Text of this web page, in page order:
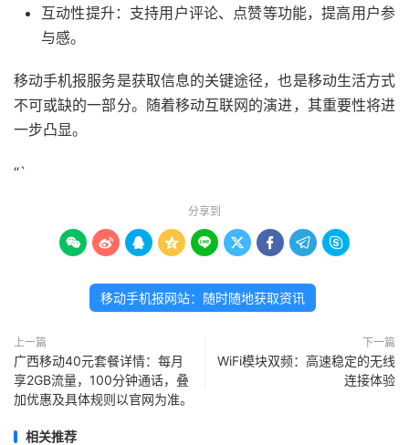
互动性提升：支持用户评论、点赞等功能，提高用户参
与感。
移动手机报服务是获取信息的关键途径，也是移动生活方式
不可或缺的一部分。随着移动互联网的演进，其重要性将进
一步凸显。
“`
分享到
        
移动手机报网站：随时随地获取资讯
上一篇
广西移动40元套餐详情：每月
享2GB流量，100分钟通话，叠
加优惠及具体规则以官网为准。
下一篇
WiFi模块双频：高速稳定的无线
连接体验
相关推荐